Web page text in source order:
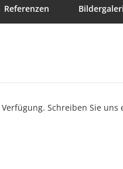
Referenzen
Schreiben Sie